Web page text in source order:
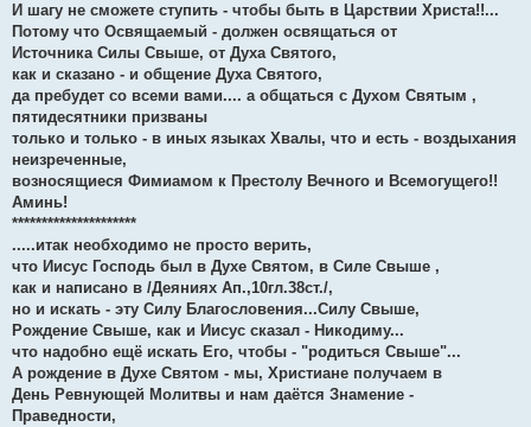
И шагу не сможете ступить - чтобы быть в Царствии Христа!!...
Потому что Освящаемый - должен освящаться от
Источника Силы Свыше, от Духа Святого,
как и сказано - и общение Духа Святого,
да пребудет со всеми вами.... а общаться с Духом Святым ,
пятидесятники призваны
только и только - в иных языках Хвалы, что и есть - воздыхания
неизреченные,
возносящиеся Фимиамом к Престолу Вечного и Всемогущего!!
Аминь!
*********************
.....итак необходимо не просто верить,
что Иисус Господь был в Духе Святом, в Силе Свыше ,
как и написано в /Деяниях Ап.,10гл.38ст./,
но и искать - эту Силу Благословения...Силу Свыше,
Рождение Свыше, как и Иисус сказал - Никодиму...
что надобно ещё искать Его, чтобы - "родиться Свыше"...
А рождение в Духе Святом - мы, Христиане получаем в
День Ревнующей Молитвы и нам даётся Знамение -
Праведности,